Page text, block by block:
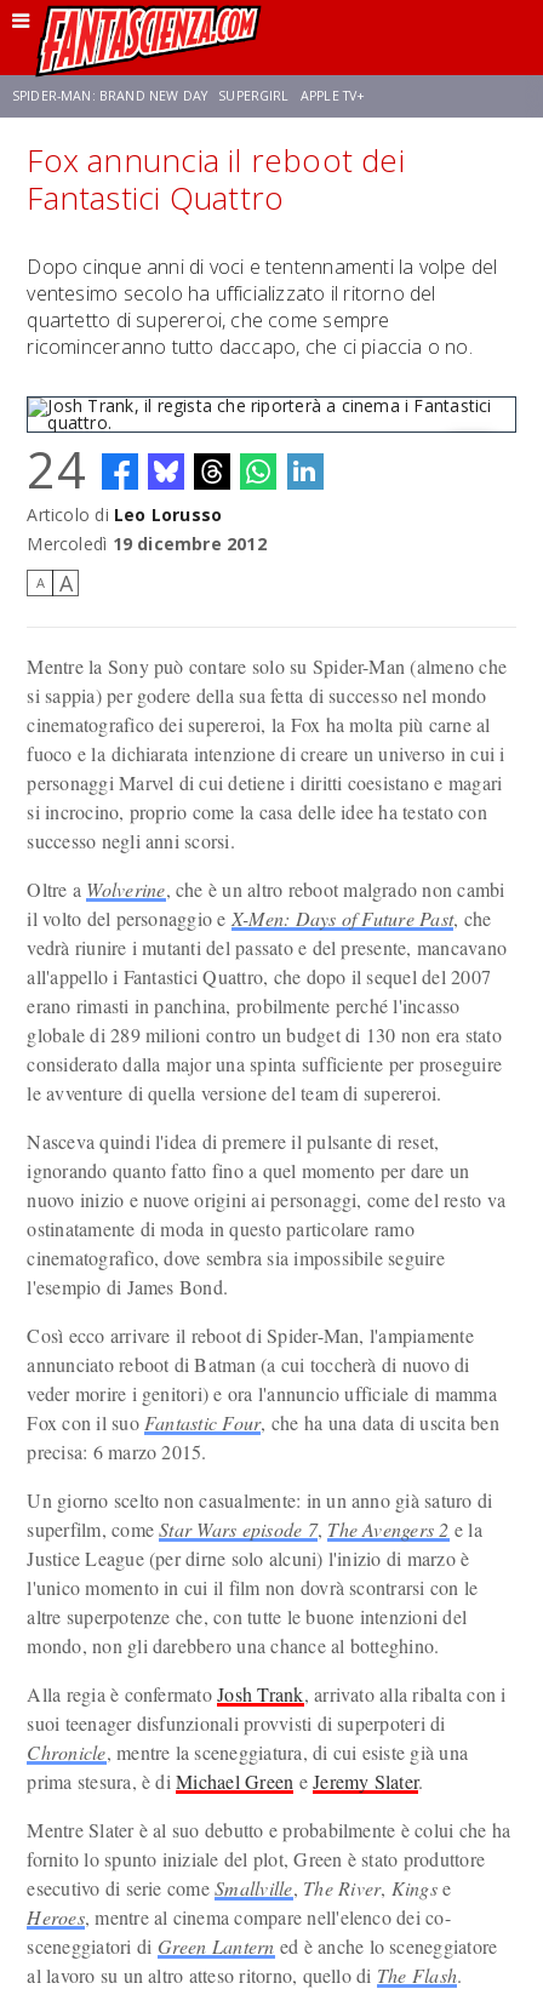
SPIDER-MAN: BRAND NEW DAY SUPERGIRL APPLE TV+
FRANCO RICCIARDIELLO ZENDAYA STAR TREK AVENGERS: DOOMSDAY
Fox annuncia il reboot dei
Fantastici Quattro
Dopo cinque anni di voci e tentennamenti la volpe del
ventesimo secolo ha ufficializzato il ritorno del
quartetto di supereroi, che come sempre
ricominceranno tutto daccapo, che ci piaccia o no.
Josh Trank, il regista che riporterà a cinema i Fantastici quattro.
24
Articolo di Leo Lorusso
Mercoledì 19 dicembre 2012
A A
Mentre la Sony può contare solo su Spider-Man (almeno che
si sappia) per godere della sua fetta di successo nel mondo
cinematografico dei supereroi, la Fox ha molta più carne al
fuoco e la dichiarata intenzione di creare un universo in cui i
personaggi Marvel di cui detiene i diritti coesistano e magari
si incrocino, proprio come la casa delle idee ha testato con
successo negli anni scorsi.
Oltre a Wolverine, che è un altro reboot malgrado non cambi
il volto del personaggio e X-Men: Days of Future Past, che
vedrà riunire i mutanti del passato e del presente, mancavano
all'appello i Fantastici Quattro, che dopo il sequel del 2007
erano rimasti in panchina, probilmente perché l'incasso
globale di 289 milioni contro un budget di 130 non era stato
considerato dalla major una spinta sufficiente per proseguire
le avventure di quella versione del team di supereroi.
Nasceva quindi l'idea di premere il pulsante di reset,
ignorando quanto fatto fino a quel momento per dare un
nuovo inizio e nuove origini ai personaggi, come del resto va
ostinatamente di moda in questo particolare ramo
cinematografico, dove sembra sia impossibile seguire
l'esempio di James Bond.
Così ecco arrivare il reboot di Spider-Man, l'ampiamente
annunciato reboot di Batman (a cui toccherà di nuovo di
veder morire i genitori) e ora l'annuncio ufficiale di mamma
Fox con il suo Fantastic Four, che ha una data di uscita ben
precisa: 6 marzo 2015.
Un giorno scelto non casualmente: in un anno già saturo di
superfilm, comeStar Wars episode 7, The Avengers 2 e la
Justice League (per dirne solo alcuni) l'inizio di marzo è
l'unico momento in cui il film non dovrà scontrarsi con le
altre superpotenze che, con tutte le buone intenzioni del
mondo, non gli darebbero una chance al botteghino.
Alla regia è confermatoJosh Trank, arrivato alla ribalta con i
suoi teenager disfunzionali provvisti di superpoteri di
Chronicle, mentre la sceneggiatura, di cui esiste già una
prima stesura, è diMichael Green eJeremy Slater.
Mentre Slater è al suo debutto e probabilmente è colui che ha
fornito lo spunto iniziale del plot, Green è stato produttore
esecutivo di serie comeSmallville, The River, Kingse
Heroes, mentre al cinema compare nell'elenco dei co-
sceneggiatori di Green Lantern ed è anche lo sceneggiatore
al lavoro su un altro atteso ritorno, quello di The Flash.